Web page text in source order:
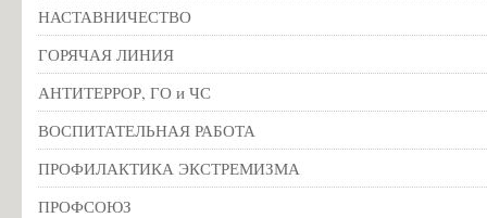
НАСТАВНИЧЕСТВО
ГОРЯЧАЯ ЛИНИЯ
АНТИТЕРРОР, ГО и ЧС
ВОСПИТАТЕЛЬНАЯ РАБОТА
ПРОФИЛАКТИКА ЭКСТРЕМИЗМА
ПРОФСОЮЗ